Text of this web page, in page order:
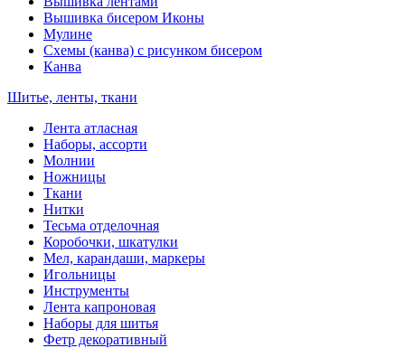
Вышивка бисером Иконы
Мулине
Схемы (канва) с рисунком бисером
Канва
Шитье, ленты, ткани
Лента атласная
Наборы, ассорти
Молнии
Ножницы
Ткани
Нитки
Тесьма отделочная
Коробочки, шкатулки
Мел, карандаши, маркеры
Игольницы
Инструменты
Лента капроновая
Наборы для шитья
Фетр декоративный